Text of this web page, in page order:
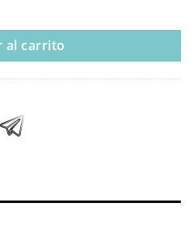
cantidad
al carrito